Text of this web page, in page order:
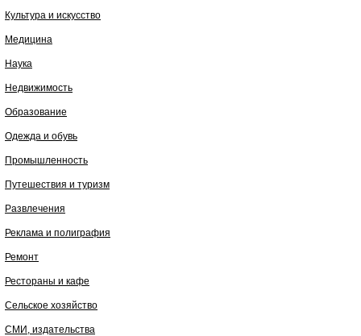
Культура и искусство
Медицина
Наука
Недвижимость
Образование
Одежда и обувь
Промышленность
Путешествия и туризм
Развлечения
Реклама и полиграфия
Ремонт
Рестораны и кафе
Сельское хозяйство
СМИ, издательства